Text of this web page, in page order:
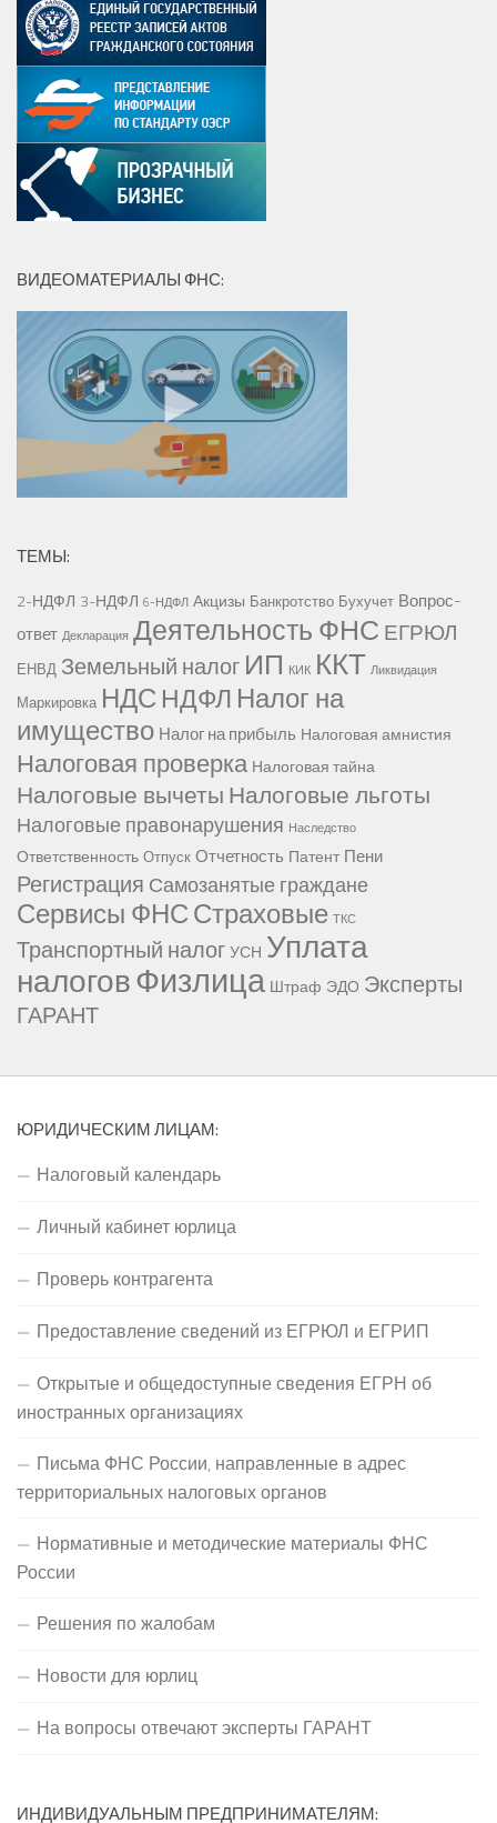
ВИДЕОМАТЕРИАЛЫ ФНС:
ТЕМЫ:
2-НДФЛ 3-НДФЛ 6-НДФЛ Акцизы Банкротство Бухучет Вопрос-
ответ Декларация Деятельность ФНС ЕГРЮЛ
ЕНВД Земельный налог ИП КИК ККТ Ликвидация
Маркировка НДС НДФЛ Налог на
имущество Налог на прибыль Налоговая амнистия
Налоговая проверка Налоговая тайна
Налоговые вычетыНалоговые льготы
Налоговые правонарушения Наследство
Ответственность Отпуск Отчетность Патент Пени
Регистрация Самозанятые граждане
Сервисы ФНССтраховые ТКС
Транспортный налогУСН Уплата
налоговФизлица Штраф ЭДО Эксперты
ГАРАНТ
ЮРИДИЧЕСКИМ ЛИЦАМ:
Налоговый календарь
Личный кабинет юрлица
Проверь контрагента
Предоставление сведений из ЕГРЮЛ и ЕГРИП
Открытые и общедоступные сведения ЕГРН об
иностранных организациях
Письма ФНС России, направленные в адрес
территориальных налоговых органов
Нормативные и методические материалы ФНС
России
Решения по жалобам
Новости для юрлиц
На вопросы отвечают эксперты ГАРАНТ
ИНДИВИДУАЛЬНЫМ ПРЕДПРИНИМАТЕЛЯМ: